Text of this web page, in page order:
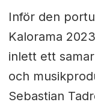
Inför den
Kalorama
inlett ett
och
Sebastian